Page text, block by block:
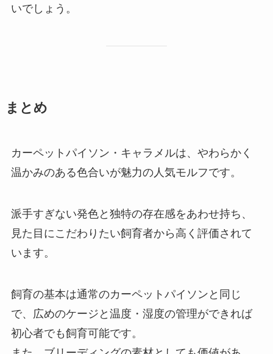
いでしょう。
まとめ
カーペットパイソン・キャラメルは、やわらかく
温かみのある色合いが魅力の人気モルフです。
派手すぎない発色と独特の存在感をあわせ持ち、
見た目にこだわりたい飼育者から高く評価されて
います。
飼育の基本は通常のカーペットパイソンと同じ
で、広めのケージと温度・湿度の管理ができれば
初心者でも飼育可能です。